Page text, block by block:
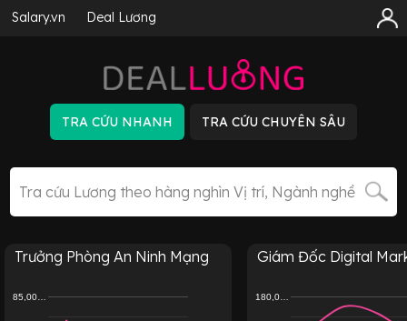
Salary.vn Deal Lương
Trưởng Phòng An Ninh Mạng
85,00…
Giám Đốc Digital
180,0…